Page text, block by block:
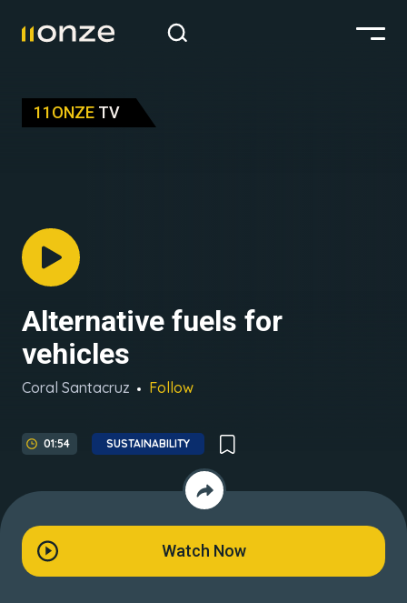
11ONZE TV
Alternative fuels for
vehicles
Coral Santacruz Follow
01:54 SUSTAINABILITY
Watch Now